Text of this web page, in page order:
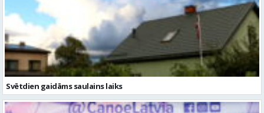
Svētdien gaidāms saulains laiks